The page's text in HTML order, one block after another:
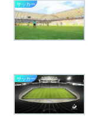
サッカー
サッカー